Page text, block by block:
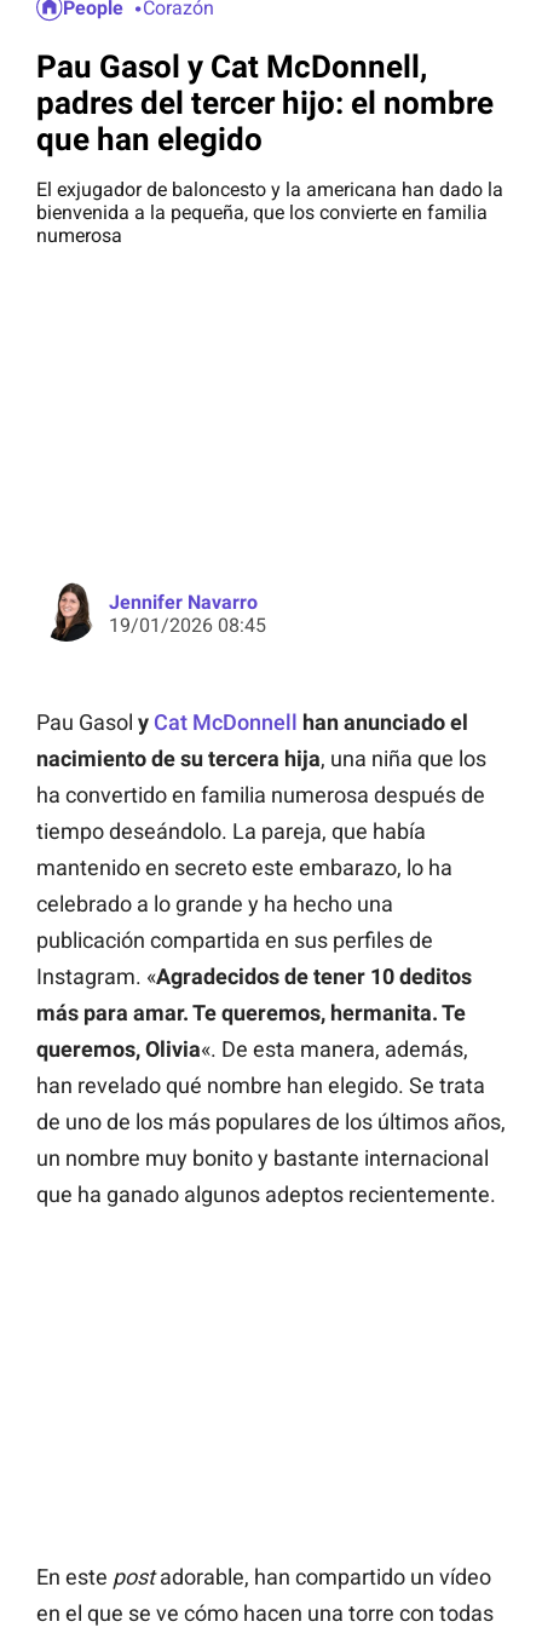
People Corazón
Pau Gasol y Cat McDonnell,
padres del tercer hijo: el nombre
que han elegido
El exjugador de baloncesto y la americana han dado la
bienvenida a la pequeña, que los convierte en familia
numerosa
Jennifer Navarro
19/01/2026 08:45
Pau Gasol y Cat McDonnell han anunciado el
nacimiento de su tercera hija, una niña que los
ha convertido en familia numerosa después de
tiempo deseándolo. La pareja, que había
mantenido en secreto este embarazo, lo ha
celebrado a lo grande y ha hecho una
publicación compartida en sus perfiles de
Instagram. «Agradecidos de tener 10 deditos
más para amar. Te queremos, hermanita. Te
queremos, Olivia«. De esta manera, además,
han revelado qué nombre han elegido. Se trata
de uno de los más populares de los últimos años,
un nombre muy bonito y bastante internacional
que ha ganado algunos adeptos recientemente.
En este postadorable, han compartido un vídeo
en el que se ve cómo hacen una torre con todas